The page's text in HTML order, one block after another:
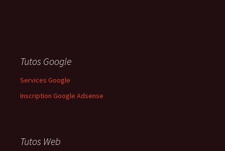
Tutos Google
Services Google
Inscription Google Adsense
Tutos Web